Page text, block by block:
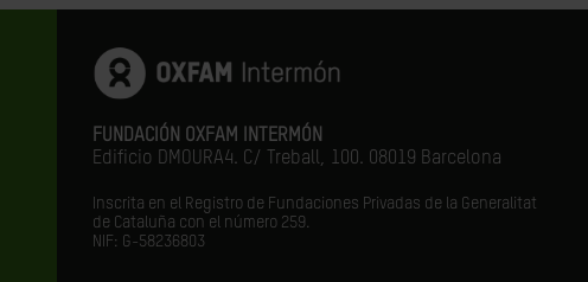
FUNDACIÓN OXFAM INTERMÓN
Edificio DMOURA4. C/ Treball, 100. 08019 Barcelona
Inscrita en el Registro de Fundaciones Privadas de la Generalitat
de Cataluña con el número 259.
NIF: G-58236803